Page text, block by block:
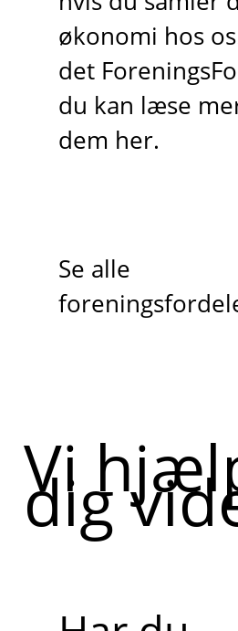
økonomi hos
det
du kan læse
dem her.
Se alle
Vi
dig